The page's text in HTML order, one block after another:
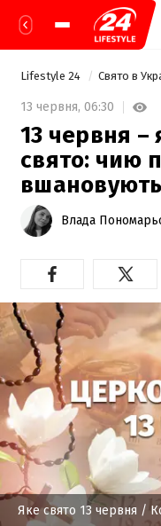
Lifestyle 24 Свято в
13 червня, 06:30
13 червня –
свято: чию
Влада
Яке свято 13 червня /